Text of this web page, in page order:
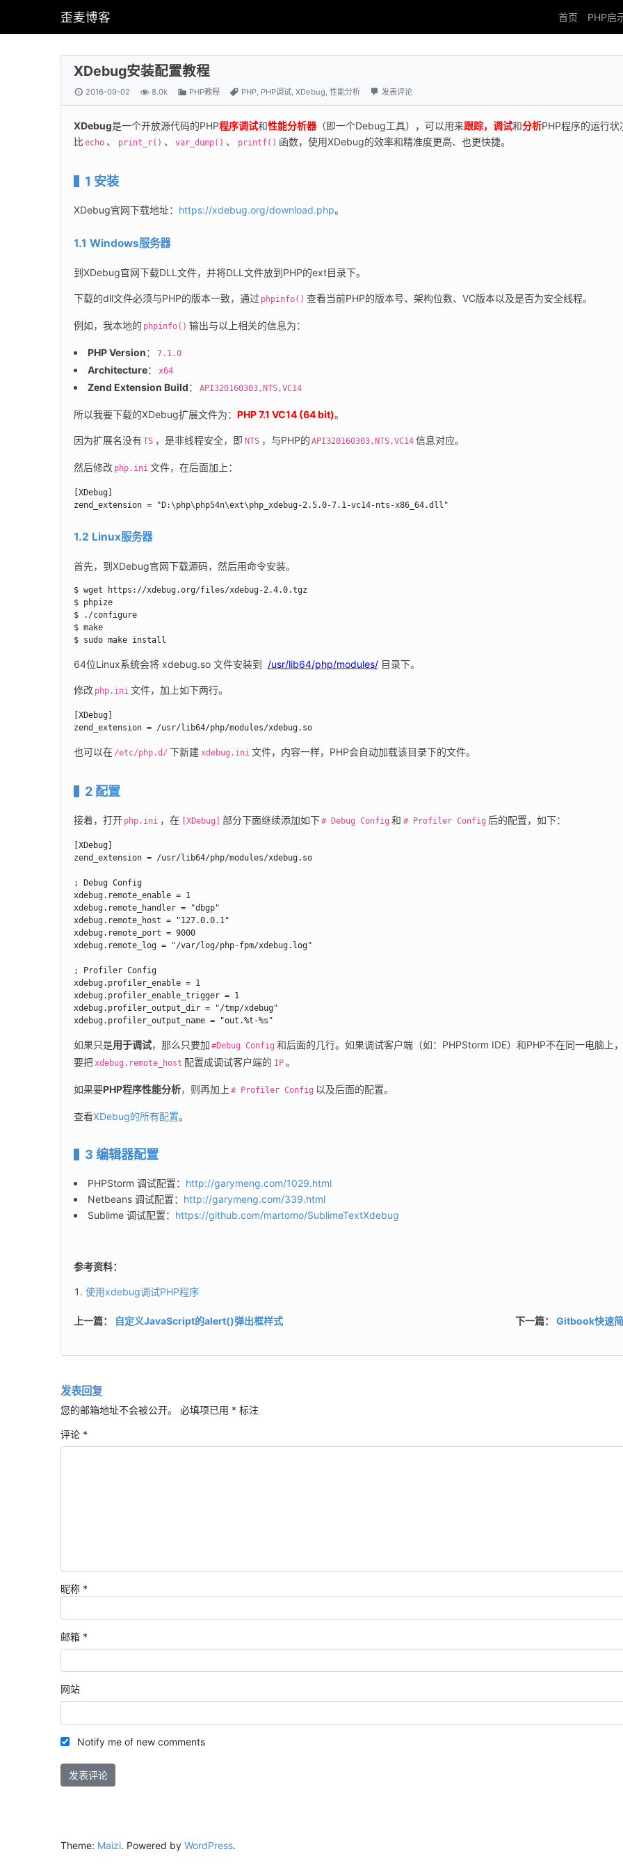
歪麦博客 首页 PHP启
XDebug安装配置教程
2016-09-02 8.0k PHP教程 PHP, PHP调试, XDebug, 性能分析 发表评论
XDebug是一个开放源代码的PHP程序调试和性能分析器（即一个Debug工具），可以用来跟踪，调试和分析PHP程序的运行状
比 echo 、 print_r() 、 var_dump() 、 printf() 函数，使用XDebug的效率和精准度更高、也更快捷。
1 安装
XDebug官网下载地址： https://xdebug.org/download.php。
1.1 Windows服务器
到XDebug官网下载DLL文件，并将DLL文件放到PHP的ext目录下。
下载的dll文件必须与PHP的版本一致，通过 phpinfo() 查看当前PHP的版本号、架构位数、VC版本以及是否为安全线程。
例如，我本地的 phpinfo() 输出与以上相关的信息为：
PHP Version： 7.1.0
Architecture： x64
Zend Extension Build： API320160303,NTS,VC14
所以我要下载的XDebug扩展文件为： PHP 7.1 VC14 (64 bit)。
因为扩展名没有TS ，是非线程安全，即 NTS ，与PHP的 API320160303,NTS,VC14 信息对应。
然后修改 php.ini 文件，在后面加上：
[XDebug]
zend_extension = "D:\php\php54n\ext\php_xdebug-2.5.0-7.1-vc14-nts-x86_64.dll"
1.2 Linux服务器
首先，到XDebug官网下载源码，然后用命令安装。
$ wget https://xdebug.org/files/xdebug-2.4.0.tgz
$ phpize
$ ./configure
$ make
$ sudo make install
64位Linux系统会将 xdebug.so 文件安装到 /usr/lib64/php/modules/ 目录下。
修改 php.ini 文件，加上如下两行。
[XDebug]
zend_extension = /usr/lib64/php/modules/xdebug.so
也可以在 /etc/php.d/ 下新建 xdebug.ini 文件，内容一样，PHP会自动加载该目录下的文件。
2 配置
接着，打开 php.ini ，在 [XDebug] 部分下面继续添加如下# Debug Config 和 # Profiler Config 后的配置，如下：
[XDebug]
zend_extension = /usr/lib64/php/modules/xdebug.so
; Debug Config
xdebug.remote_enable = 1
xdebug.remote_handler = "dbgp"
xdebug.remote_host = "127.0.0.1"
xdebug.remote_port = 9000
xdebug.remote_log = "/var/log/php-fpm/xdebug.log"
; Profiler Config
xdebug.profiler_enable = 1
xdebug.profiler_enable_trigger = 1
xdebug.profiler_output_dir = "/tmp/xdebug"
xdebug.profiler_output_name = "out.%t-%s"
如果只是用于调试，那么只要加 #Debug Config 和后面的几行。如果调试客户端（如：PHPStorm IDE）和PHP不在同一电脑上
要把xdebug.remote_host 配置成调试客户端的 IP 。
如果要PHP程序性能分析，则再加上 # Profiler Config 以及后面的配置。
查看XDebug的所有配置。
3 编辑器配置
PHPStorm 调试配置： http://garymeng.com/1029.html
Netbeans 调试配置： http://garymeng.com/339.html
Sublime 调试配置： https://github.com/martomo/SublimeTextXdebug
参考资料：
使用xdebug调试PHP程序
上一篇： 自定义JavaScript的alert()弹出框样式 下一篇： Gitbook快速
发表回复
您的邮箱地址不会被公开。 必填项已用 * 标注
评论 *
昵称 *
邮箱 *
网站
Notify me of new comments
Theme: Maizi. Powered by WordPress.